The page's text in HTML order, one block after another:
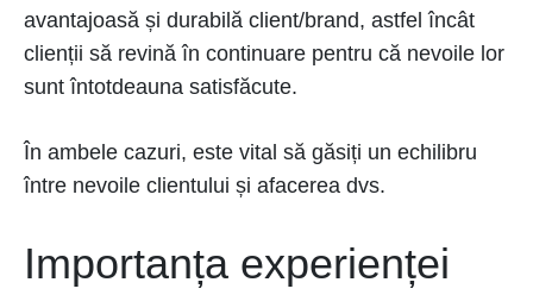
avantajoasă și durabilă client/brand, astfel încât
clienții să revină în continuare pentru că nevoile lor
sunt întotdeauna satisfăcute.
În ambele cazuri, este vital să găsiți un echilibru
între nevoile clientului și afacerea dvs.
Importanța experienței